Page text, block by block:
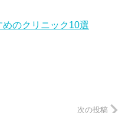
のクリニック10選
次の投稿